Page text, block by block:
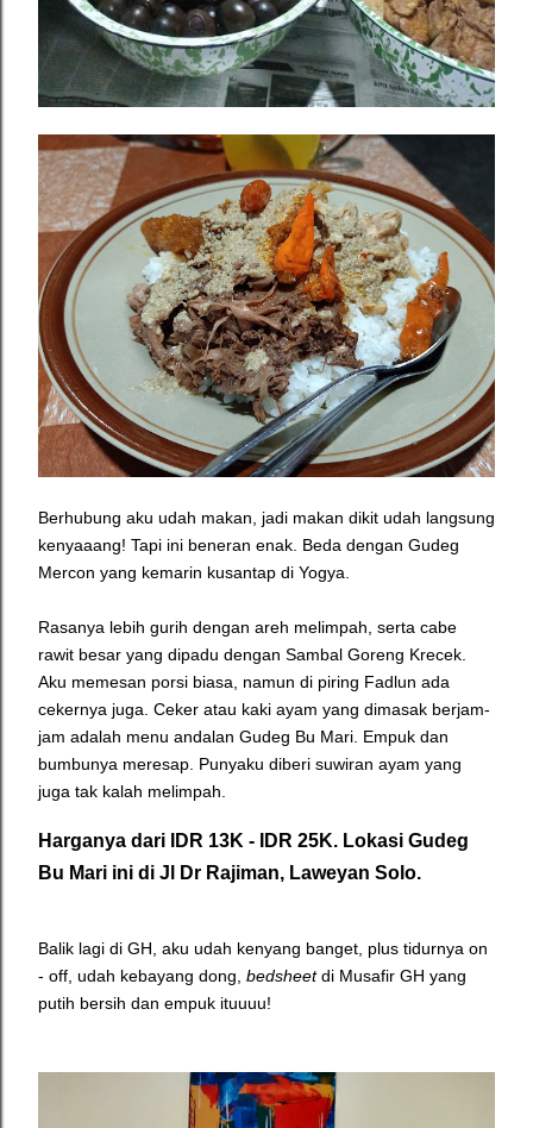
Berhubung aku udah makan, jadi makan dikit udah langsung
kenyaaang! Tapi ini beneran enak. Beda dengan Gudeg
Mercon yang kemarin kusantap di Yogya.
Rasanya lebih gurih dengan areh melimpah, serta cabe
rawit besar yang dipadu dengan Sambal Goreng Krecek.
Aku memesan porsi biasa, namun di piring Fadlun ada
cekernya juga. Ceker atau kaki ayam yang dimasak berjam-
jam adalah menu andalan Gudeg Bu Mari. Empuk dan
bumbunya meresap. Punyaku diberi suwiran ayam yang
juga tak kalah melimpah.
Harganya dari IDR 13K - IDR 25K. Lokasi Gudeg
Bu Mari ini di Jl Dr Rajiman, Laweyan Solo.
Balik lagi di GH, aku udah kenyang banget, plus tidurnya on
- off, udah kebayang dong, bedsheetdi Musafir GH yang
putih bersih dan empuk ituuuu!